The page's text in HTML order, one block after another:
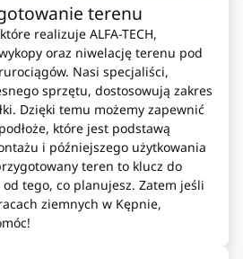
terenu
realizuje ALFA-TECH,
oraz niwelację terenu pod
Nasi specjaliści,
sprzętu, dostosowują zakres
Dzięki temu możemy zapewnić
które jest podstawą
i późniejszego użytkowania
teren to klucz do
tego, co planujesz. Zatem jeśli
ziemnych w Kępnie,